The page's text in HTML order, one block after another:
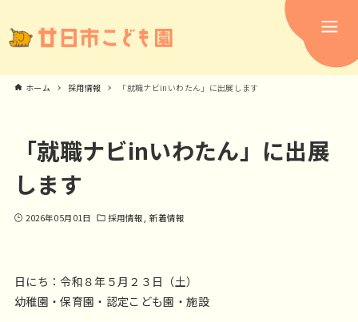
ホーム 採用情報 「就職ナビinいわたん」に出展します
「就職ナビinいわたん」に出展
します
2026年05月01日 採用情報 新着情報
日にち：令和８年５月２３日（土）
幼稚園・保育園・認定こども園・施設